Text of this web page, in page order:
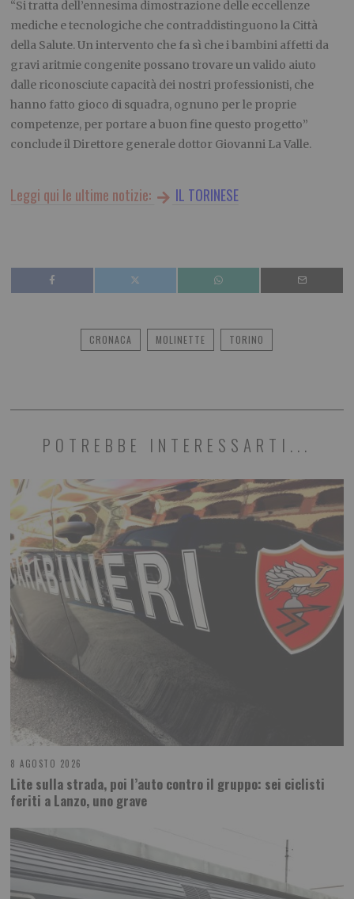
“Si tratta dell’ennesima dimostrazione delle eccellenze
mediche e tecnologiche che contraddistinguono la Città
della Salute. Un intervento che fa sì che i bambini affetti da
gravi aritmie congenite possano trovare un valido aiuto
dalle riconosciute capacità dei nostri professionisti, che
hanno fatto gioco di squadra, ognuno per le proprie
competenze, per portare a buon fine questo progetto”
concludeil Direttore generale dottor Giovanni La Valle.
Leggi qui le ultime notizie: IL TORINESE
CRONACA MOLINETTE TORINO
POTREBBE INTERESSARTI...
8 AGOSTO 2026
Lite sulla strada, poi l’auto contro il gruppo: sei ciclisti
feriti a Lanzo, uno grave